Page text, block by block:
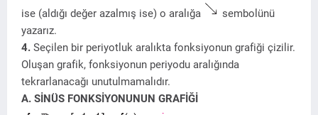
ise (aldığı değer azalmış ise) o aralığa
sembolünü
yazarız.
4. Seçilen bir periyotluk aralıkta fonksiyonun grafiği çizilir.
Oluşan grafik, fonksiyonun periyodu aralığında
tekrarlanacağı unutulmamalıdır.
A. SİNÜS FONKSİYONUNUN GRAFİĞİ